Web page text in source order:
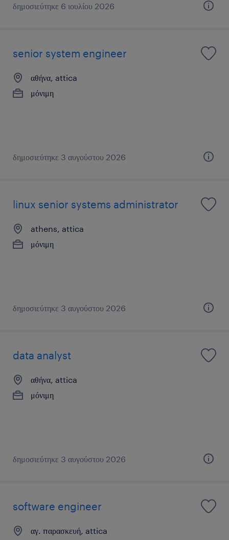
δημοσιεύτηκε 6 ιουλίου 2026
senior system engineer
αθήνα, attica
μόνιμη
δημοσιεύτηκε 3 αυγούστου 2026
linux senior systems administrator
athens, attica
μόνιμη
δημοσιεύτηκε 3 αυγούστου 2026
data analyst
αθήνα, attica
μόνιμη
δημοσιεύτηκε 3 αυγούστου 2026
software engineer
αγ. παρασκευή, attica